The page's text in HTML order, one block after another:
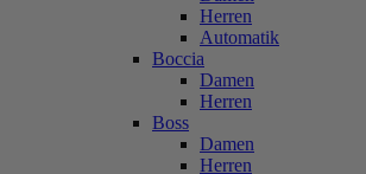
Herren
Automatik
Boccia
Damen
Herren
Boss
Damen
Herren